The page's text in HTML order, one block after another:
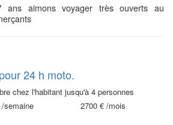
ans aimons voyager très ouverts au
24 h moto.
chez l'habitant jusqu'à 4 personnes
/semaine 2700 € /mois